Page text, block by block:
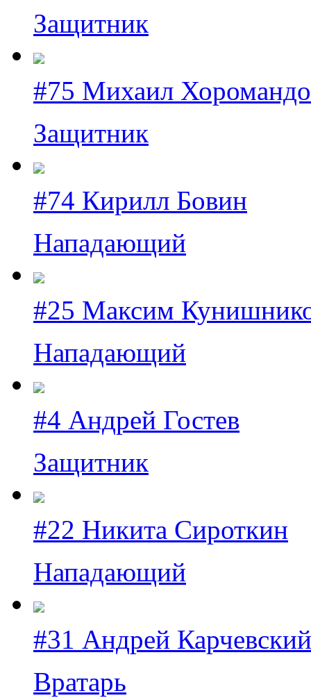
Защитник
#75 Михаил Хоромандо
Защитник
#74 Кирилл Бовин
Нападающий
#25 Максим
Нападающий
#4 Андрей Гостев
Защитник
#22 Никита Сироткин
Нападающий
#31 Андрей Карчевский
Вратарь